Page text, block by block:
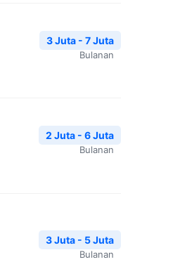
3 Juta - 7 Juta
Bulanan
2 Juta - 6 Juta
Bulanan
3 Juta - 5 Juta
Bulanan